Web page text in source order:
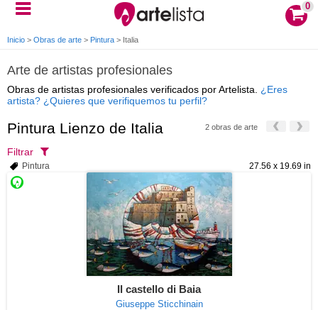
0
Inicio > Obras de arte > Pintura > Italia
Arte de artistas profesionales
Obras de artistas profesionales verificados por Artelista. ¿Eres
artista? ¿Quieres que verifiquemos tu perfil?
Pintura Lienzo de Italia 2 obras de arte
Filtrar
27.56 x 19.69 in
Pintura
Il castello di Baia
Giuseppe Sticchinain